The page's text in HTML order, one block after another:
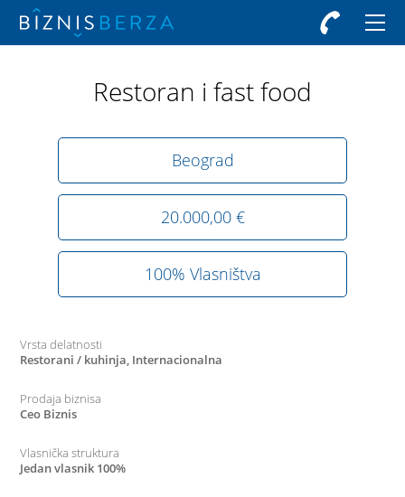
Restoran i fast food
Beograd
20.000,00 €
100% Vlasništva
Vrsta delatnosti
Restorani / kuhinja, Internacionalna
Prodaja biznisa
Ceo Biznis
Vlasnička struktura
Jedan vlasnik 100%